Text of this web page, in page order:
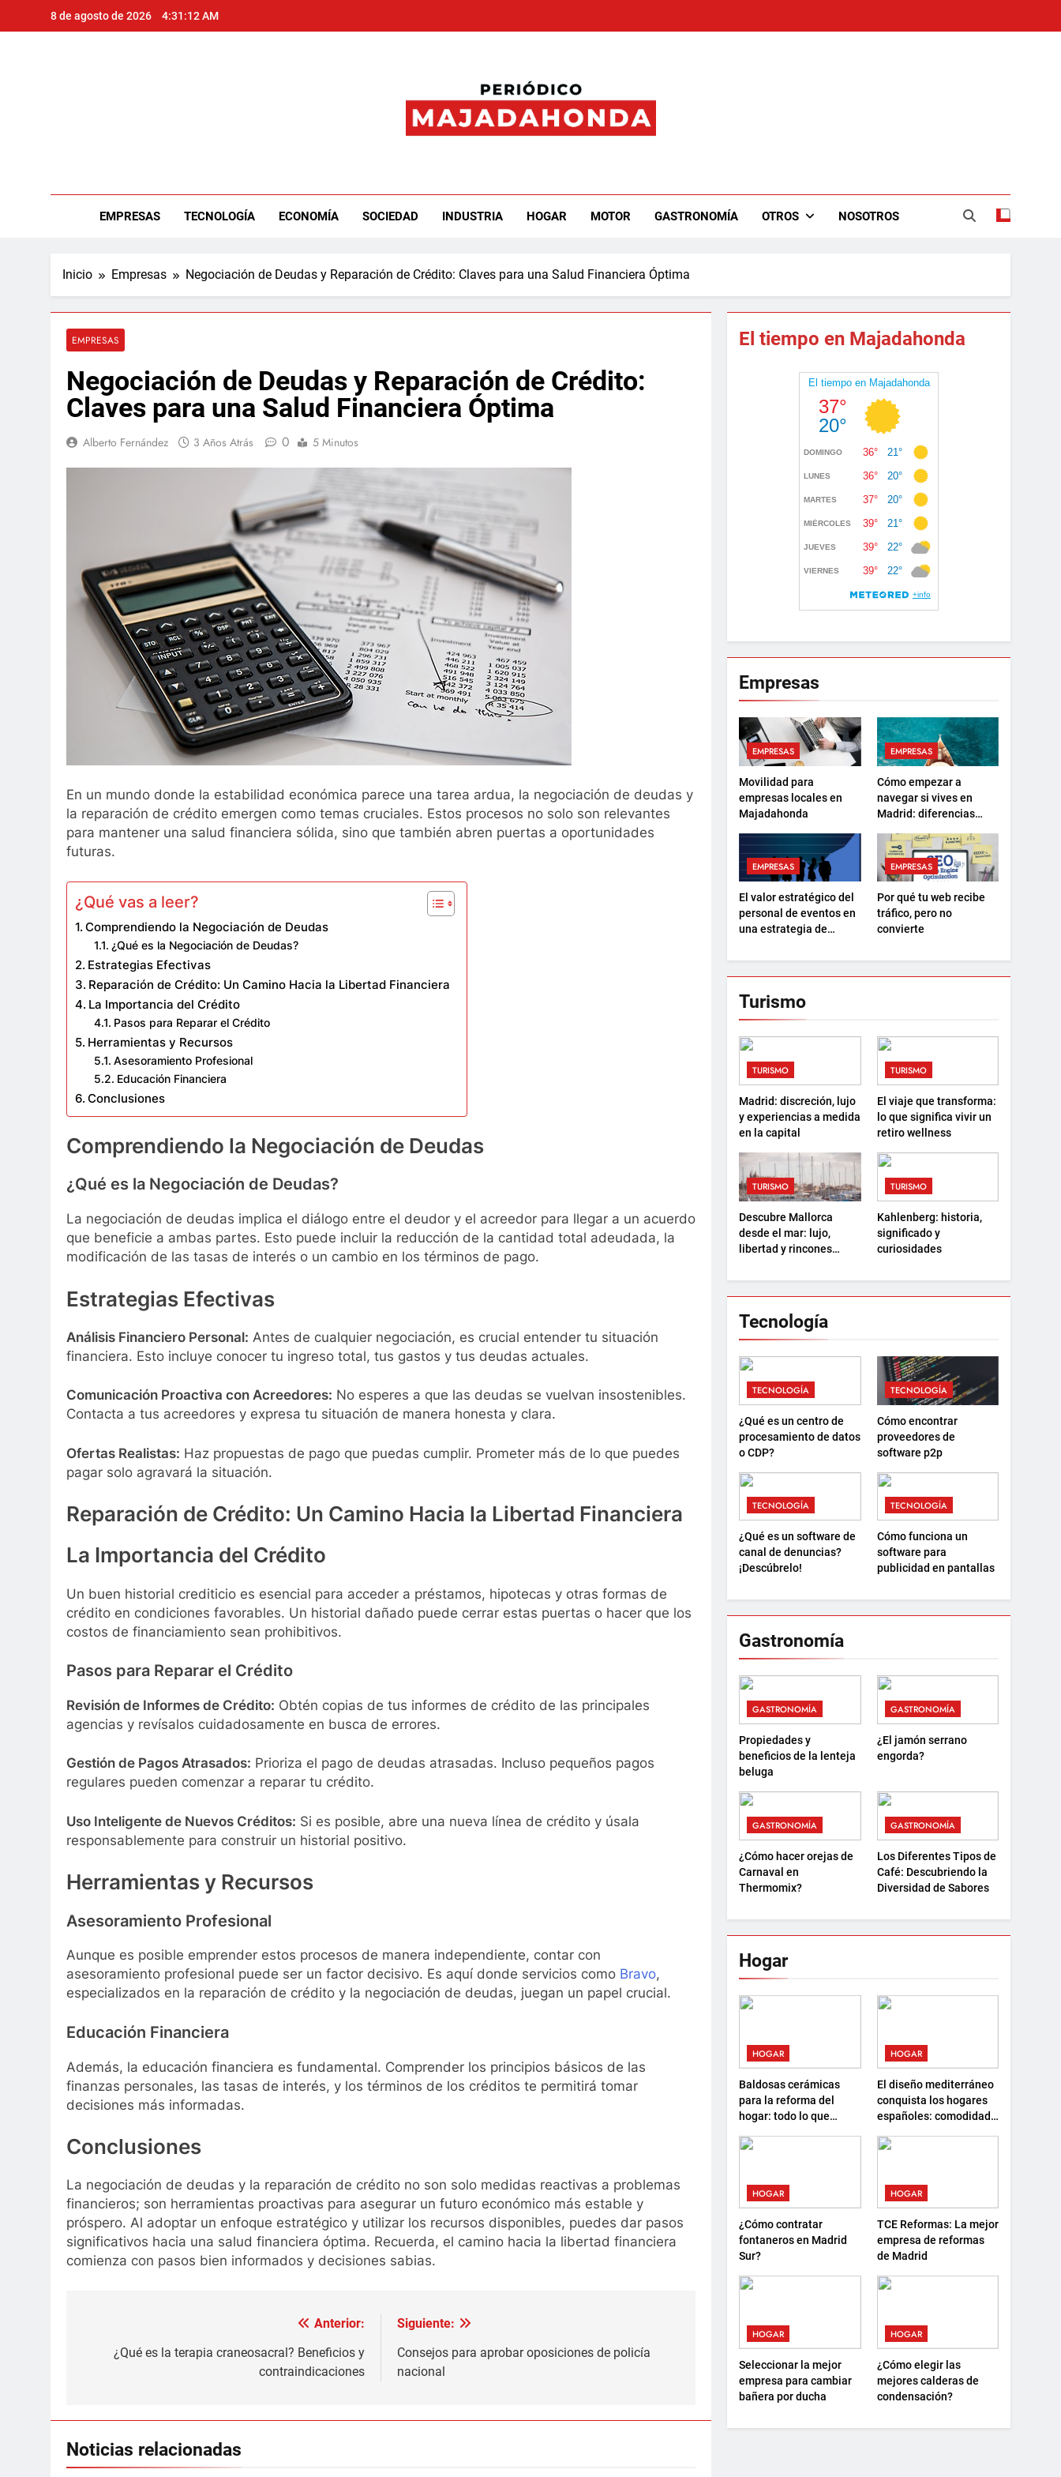
8 de agosto de 2026 4:31:13 AM
EMPRESAS TECNOLOGÍA ECONOMÍA SOCIEDAD INDUSTRIA HOGAR MOTOR GASTRONOMÍA OTROS NOSOTROS
Inicio Empresas Negociación de Deudas y Reparación de Crédito: Claves para una Salud Financiera Óptima
EMPRESAS
Negociación de Deudas y Reparación de Crédito:
Claves para una Salud Financiera Óptima
Alberto Fernández 3 Años Atrás 0 5 Minutos
En un mundo donde la estabilidad económica parece una tarea ardua, la negociación de deudas y
la reparación de crédito emergen como temas cruciales. Estos procesos no solo son relevantes
para mantener una salud financiera sólida, sino que también abren puertas a oportunidades
futuras.
¿Qué vas a leer?
Comprendiendo la Negociación de Deudas
¿Qué es la Negociación de Deudas?
Estrategias Efectivas
Reparación de Crédito: Un Camino Hacia la Libertad Financiera
La Importancia del Crédito
Pasos para Reparar el Crédito
Herramientas y Recursos
Asesoramiento Profesional
Educación Financiera
Conclusiones
Comprendiendo la Negociación de Deudas
¿Qué es la Negociación de Deudas?
La negociación de deudas implica el diálogo entre el deudor y el acreedor para llegar a un acuerdo
que beneficie a ambas partes. Esto puede incluir la reducción de la cantidad total adeudada, la
modificación de las tasas de interés o un cambio en los términos de pago.
Estrategias Efectivas
Análisis Financiero Personal: Antes de cualquier negociación, es crucial entender tu situación
financiera. Esto incluye conocer tu ingreso total, tus gastos y tus deudas actuales.
Comunicación Proactiva con Acreedores: No esperes a que las deudas se vuelvan insostenibles.
Contacta a tus acreedores y expresa tu situación de manera honesta y clara.
Ofertas Realistas: Haz propuestas de pago que puedas cumplir. Prometer más de lo que puedes
pagar solo agravará la situación.
Reparación de Crédito: Un Camino Hacia la Libertad Financiera
La Importancia del Crédito
Un buen historial crediticio es esencial para acceder a préstamos, hipotecas y otras formas de
crédito en condiciones favorables. Un historial dañado puede cerrar estas puertas o hacer que los
costos de financiamiento sean prohibitivos.
Pasos para Reparar el Crédito
Revisión de Informes de Crédito: Obtén copias de tus informes de crédito de las principales
agencias y revísalos cuidadosamente en busca de errores.
Gestión de Pagos Atrasados: Prioriza el pago de deudas atrasadas. Incluso pequeños pagos
regulares pueden comenzar a reparar tu crédito.
Uso Inteligente de Nuevos Créditos: Si es posible, abre una nueva línea de crédito y úsala
responsablemente para construir un historial positivo.
Herramientas y Recursos
Asesoramiento Profesional
Aunque es posible emprender estos procesos de manera independiente, contar con
asesoramiento profesional puede ser un factor decisivo. Es aquí donde servicios como Bravo,
especializados en la reparación de crédito y la negociación de deudas, juegan un papel crucial.
Educación Financiera
Además, la educación financiera es fundamental. Comprender los principios básicos de las
finanzas personales, las tasas de interés, y los términos de los créditos te permitirá tomar
decisiones más informadas.
Conclusiones
La negociación de deudas y la reparación de crédito no son solo medidas reactivas a problemas
financieros; son herramientas proactivas para asegurar un futuro económico más estable y
próspero. Al adoptar un enfoque estratégico y utilizar los recursos disponibles, puedes dar pasos
significativos hacia una salud financiera óptima. Recuerda, el camino hacia la libertad financiera
comienza con pasos bien informados y decisiones sabias.
Anterior:
¿Qué es la terapia craneosacral? Beneficios y
contraindicaciones
Siguiente:
Consejos para aprobar oposiciones de policía
nacional
Noticias relacionadas
El tiempo en Majadahonda
Empresas
EMPRESAS
Movilidad para
empresas locales en
Majadahonda
EMPRESAS
Cómo empezar a
navegar si vives en
Madrid: diferencias
Licencia de Navegación
EMPRESAS
El valor estratégico del
personal de eventos en
una estrategia de
EMPRESAS
Por qué tu web recibe
tráfico, pero no
convierte
Turismo
TURISMO
Madrid: discreción, lujo
y experiencias a medida
en la capital
TURISMO
El viaje que transforma:
lo que significa vivir un
retiro wellness
TURISMO
Descubre Mallorca
desde el mar: lujo,
libertad y rincones
TURISMO
Kahlenberg: historia,
significado y
curiosidades
Tecnología
TECNOLOGÍA
¿Qué es un centro de
procesamiento de datos
o CDP?
TECNOLOGÍA
Cómo encontrar
proveedores de
software p2p
TECNOLOGÍA
¿Qué es un software de
canal de denuncias?
¡Descúbrelo!
TECNOLOGÍA
Cómo funciona un
software para
publicidad en pantallas
Gastronomía
GASTRONOMÍA
Propiedades y
beneficios de la lenteja
beluga
GASTRONOMÍA
¿El jamón serrano
engorda?
GASTRONOMÍA
¿Cómo hacer orejas de
Carnaval en
Thermomix?
GASTRONOMÍA
Los Diferentes Tipos de
Café: Descubriendo la
Diversidad de Sabores
Hogar
HOGAR
Baldosas cerámicas
para la reforma del
hogar: todo lo que
elegir
HOGAR
El diseño mediterráneo
conquista los hogares
españoles: comodidad,
formas de descanso
HOGAR
¿Cómo contratar
fontaneros en Madrid
Sur?
HOGAR
TCE Reformas: La mejor
empresa de reformas
de Madrid
HOGAR
Seleccionar la mejor
empresa para cambiar
bañera por ducha
HOGAR
¿Cómo elegir las
mejores calderas de
condensación?